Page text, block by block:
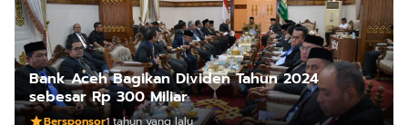
Bank Aceh Bagikan Dividen Tahun 2024
sebesar Rp 300 Miliar
Bersponsor1 tahun yang lalu